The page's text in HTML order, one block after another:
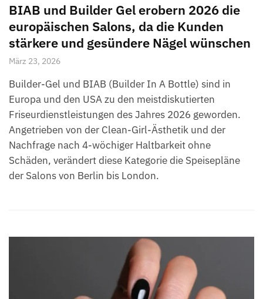
BIAB und Builder Gel erobern 2026 die
europäischen Salons, da die Kunden
stärkere und gesündere Nägel wünschen
März 23, 2026
Builder-Gel und BIAB (Builder In A Bottle) sind in
Europa und den USA zu den meistdiskutierten
Friseurdienstleistungen des Jahres 2026 geworden.
Angetrieben von der Clean-Girl-Ästhetik und der
Nachfrage nach 4-wöchiger Haltbarkeit ohne
Schäden, verändert diese Kategorie die Speisepläne
der Salons von Berlin bis London.